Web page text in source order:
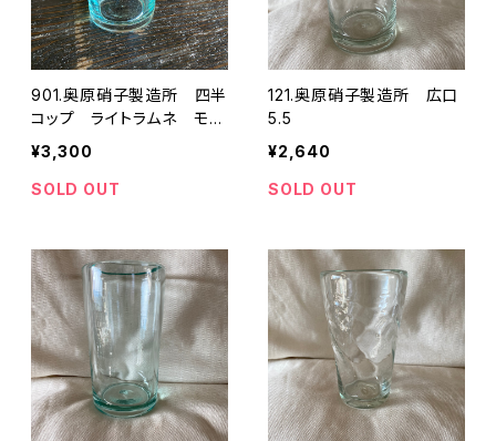
901.奥原硝子製造所 四半
コップ ライトラムネ モー
ル
¥3,300
SOLD OUT
121.奥原硝子製造所 広口
5.5
¥2,640
SOLD OUT